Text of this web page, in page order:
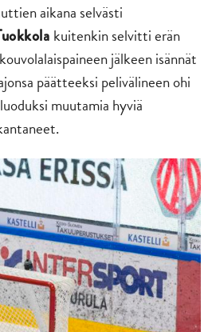
aikana selvästi
kuitenkin selvitti erän
jälkeen isännät
päätteeksi pelivälineen ohi
muutamia hyviä